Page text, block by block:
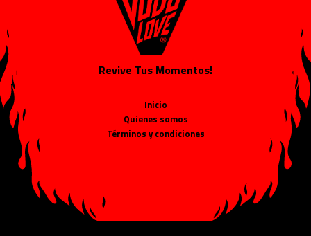
Revive Tus Momentos!
Inicio
Quienes somos
Términos y condiciones